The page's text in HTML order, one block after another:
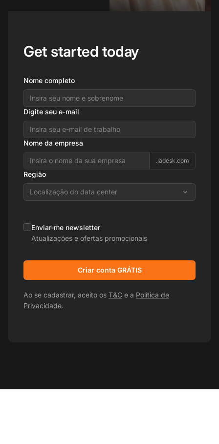
Get started today
Nome completo
Digite seu e-mail
Nome da empresa
.ladesk.com
Região
Localização do data center
Enviar-me newsletter
Atualizações e ofertas promocionais
Criar conta GRÁTIS
Ao se cadastrar, aceito os T&C e a Política de
Privacidade.